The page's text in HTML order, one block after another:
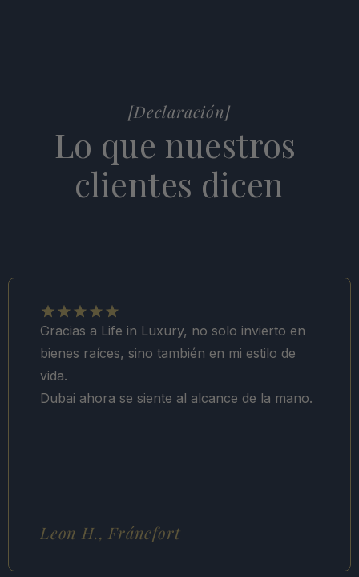
[Declaración]
Lo que nuestros
clientes dicen
Gracias a Life in Luxury, no solo invierto en
bienes raíces, sino también en mi estilo de
vida.
Dubai ahora se siente al alcance de la mano.
Leon H., Fráncfort